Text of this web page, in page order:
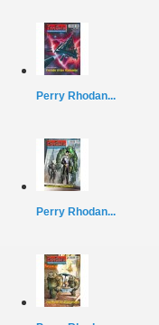
Perry Rhodan...
Perry Rhodan...